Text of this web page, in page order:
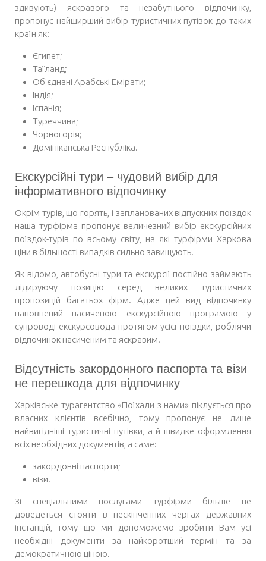
здивують) яскравого та незабутнього відпочинку,
пропонує найширший вибір туристичних путівок до таких
країн як:
Єгипет;
Таїланд;
Об'єднані Арабські Емірати;
Індія;
Іспанія;
Туреччина;
Чорногорія;
Домініканська Республіка.
Екскурсійні тури – чудовий вибір для
інформативного відпочинку
Окрім турів, що горять, і запланованих відпускних поїздок
наша турфірма пропонує величезний вибір екскурсійних
поїздок-турів по всьому світу, на які турфірми Харкова
ціни в більшості випадків сильно завищують.
Як відомо, автобусні тури та екскурсії постійно займають
лідируючу позицію серед великих туристичних
пропозицій багатьох фірм. Адже цей вид відпочинку
наповнений насиченою екскурсійною програмою у
супроводі екскурсовода протягом усієї поїздки, роблячи
відпочинок насиченим та яскравим.
Відсутність закордонного паспорта та візи
не перешкода для відпочинку
Харківське турагентство «Поїхали з нами» піклується про
власних клієнтів всебічно, тому пропонує не лише
найвигідніші туристичні путівки, а й швидке оформлення
всіх необхідних документів, а саме:
закордонні паспорти;
візи.
Зі спеціальними послугами турфірми більше не
доведеться стояти в нескінченних чергах державних
інстанцій, тому що ми допоможемо зробити Вам усі
необхідні документи за найкоротший термін та за
демократичною ціною.